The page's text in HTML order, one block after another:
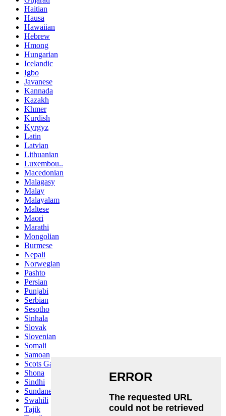
Haitian
Hausa
Hawaiian
Hebrew
Hmong
Hungarian
Icelandic
Igbo
Javanese
Kannada
Kazakh
Khmer
Kurdish
Kyrgyz
Latin
Latvian
Lithuanian
Luxembou..
Macedonian
Malagasy
Malay
Malayalam
Maltese
Maori
Marathi
Mongolian
Burmese
Nepali
Norwegian
Pashto
Persian
Punjabi
Serbian
Sesotho
Sinhala
Slovak
Slovenian
Somali
Samoan
Scots Gaelic
Shona
Sindhi
Sundanese
Swahili
Tajik